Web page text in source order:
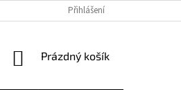
Přihlášení
NÁKUPNÍ
Prázdný košík